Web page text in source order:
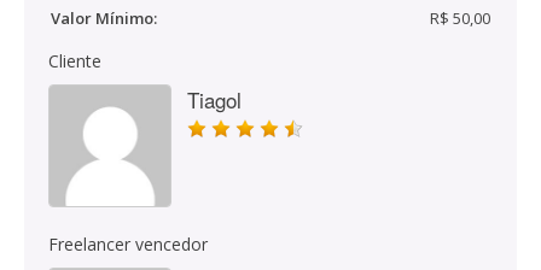
Valor Mínimo:
R$ 50,00
Cliente
Tiagol
Freelancer vencedor